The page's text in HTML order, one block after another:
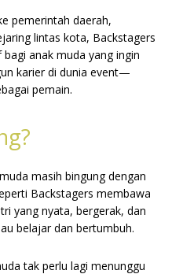
pemerintah daerah,
lintas kota, Backstagers
anak muda yang ingin
karier di dunia event—
pemain.
masih bingung dengan
Backstagers membawa
yang nyata, bergerak, dan
belajar dan bertumbuh.
tak perlu lagi menunggu